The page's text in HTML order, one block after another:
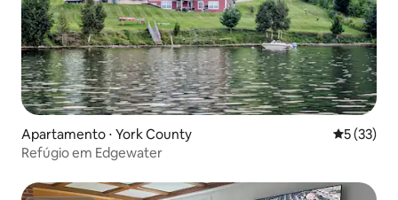
Apartamento ⋅ York County 5 de uma
5 (33)
Refúgio em Edgewater